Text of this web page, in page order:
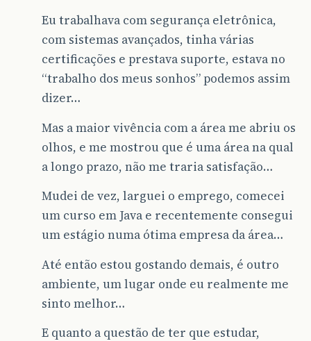
Eu trabalhava com segurança eletrônica,
com sistemas avançados, tinha várias
certificações e prestava suporte, estava no
“trabalho dos meus sonhos” podemos assim
dizer…
Mas a maior vivência com a área me abriu os
olhos, e me mostrou que é uma área na qual
a longo prazo, não me traria satisfação…
Mudei de vez, larguei o emprego, comecei
um curso em Java e recentemente consegui
um estágio numa ótima empresa da área…
Até então estou gostando demais, é outro
ambiente, um lugar onde eu realmente me
sinto melhor…
E quanto a questão de ter que estudar,